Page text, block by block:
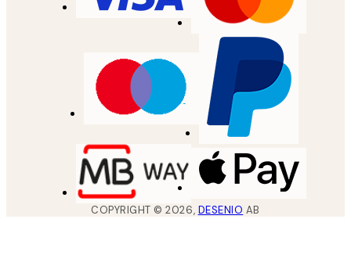
COPYRIGHT ©2026, DESENIO AB